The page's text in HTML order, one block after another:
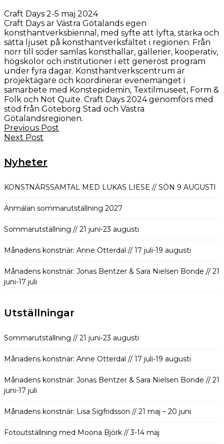
Craft Days 2-5 maj 2024
Craft Days är Västra Götalands egen
konsthantverksbiennal, med syfte att lyfta, stärka och
sätta ljuset på konsthantverksfältet i regionen. Från
norr till söder samlas konsthallar, gallerier, kooperativ,
högskolor och institutioner i ett generöst program
under fyra dagar. Konsthantverkscentrum är
projektägare och koordinerar evenemanget i
samarbete med Konstepidemin, Textilmuseet, Form &
Folk och Not Quite. Craft Days 2024 genomförs med
stöd från Göteborg Stad och Västra
Götalandsregionen.
Previous Post
Next Post
Nyheter
KONSTNÄRSSAMTAL MED LUKAS LIESE // SÖN 9 AUGUSTI
Anmälan sommarutställning 2027
Sommarutställning // 21 juni-23 augusti
Månadens konstnär: Anne Otterdal // 17 juli-19 augusti
Månadens konstnär: Jonas Bentzer & Sara Nielsen Bonde // 21
juni-17 juli
Utställningar
Sommarutställning // 21 juni-23 augusti
Månadens konstnär: Anne Otterdal // 17 juli-19 augusti
Månadens konstnär: Jonas Bentzer & Sara Nielsen Bonde // 21
juni-17 juli
Månadens konstnär: Lisa Sigfridsson // 21 maj – 20 juni
Fotoutställning med Moona Björk // 3-14 maj